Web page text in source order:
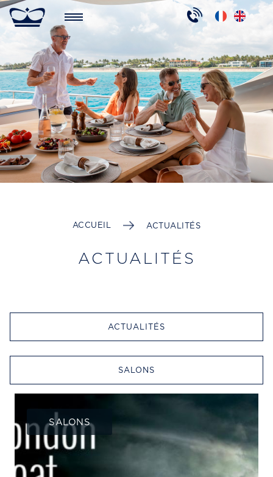
ACCUEIL ACTUALITÉS
ACTUALITÉS
ACTUALITÉS
SALONS
SALONS